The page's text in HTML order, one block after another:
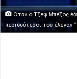
Οταν ο Τζεφ Μπέζος
περισσότεροι του έλεγαν